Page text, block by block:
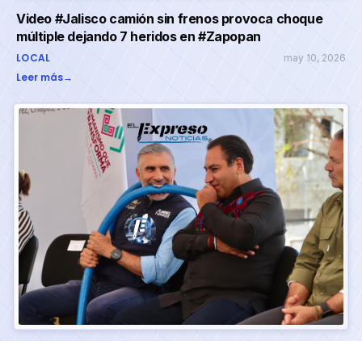
Video #Jalisco camión sin frenos provoca choque
múltiple dejando 7 heridos en #Zapopan
LOCAL may 10, 2026
Leer más→